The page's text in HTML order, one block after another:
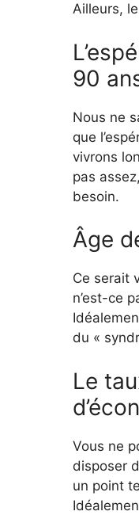
Ailleurs,
90
Nous ne
que
vivrons
pas
besoin.
Âge
Ce serait
n’est-ce
du «
Le
Vous ne
disposer
un point